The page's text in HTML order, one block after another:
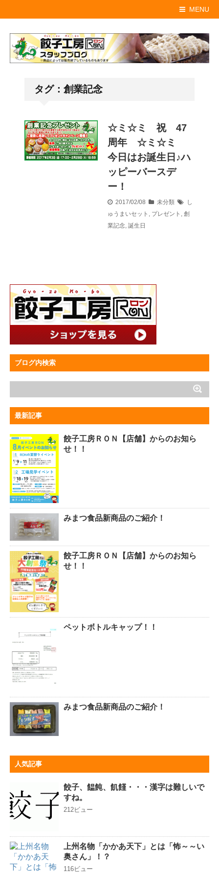
MENU
タグ：創業記念
☆ミ☆ミ 祝 47
周年 ☆ミ☆ミ
今日はお誕生日♪ハ
ッピーバースデ
ー！
2017/02/08 未分類
し
ゅうまいセット
プレゼント
創
業記念 誕生日
ブログ内検索
最新記事
餃子工房ＲＯＮ【店舗】からのお知ら
せ！！
みまつ食品新商品のご紹介！
餃子工房ＲＯＮ【店舗】からのお知ら
せ！！
ペットボトルキャップ！！
みまつ食品新商品のご紹介！
人気記事
餃子、饂飩、飢饉・・・漢字は難しいで
すね。
212ビュー
上州名物「かかあ天下」とは「怖～～い
奥さん」！？
116ビュー